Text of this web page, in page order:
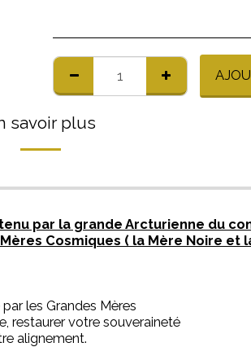
savoir plus
par la grande Arcturienne du
Cosmiques ( la Mère Noire et
les Grandes Mères
restaurer votre souveraineté
alignement.